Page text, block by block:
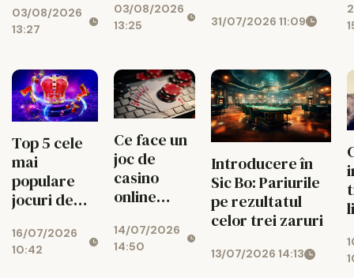
noroc
03/08/2026
13:27
atragi banii
zilnic
03/08/2026
13:25
bugetului la
31/07/2026 11:09
Top 5 cele
mai
populare
jocuri de
online
16/07/2026
10:42
Ce face un
joc de
casino
online
pentru
utilizatori
14/07/2026
14:50
Introducere în
Sic Bo: Pariurile
pe rezultatul
celor trei zaruri
13/07/2026 14:13